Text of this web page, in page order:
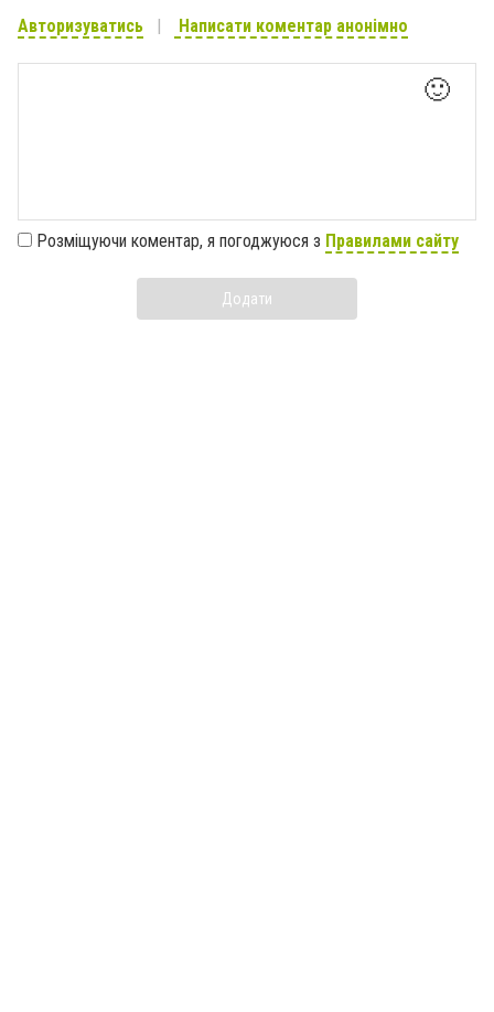
Авторизуватись Написати коментар анонімно
🙂
Розміщуючи коментар, я погоджуюся з Правилами сайту
Додати